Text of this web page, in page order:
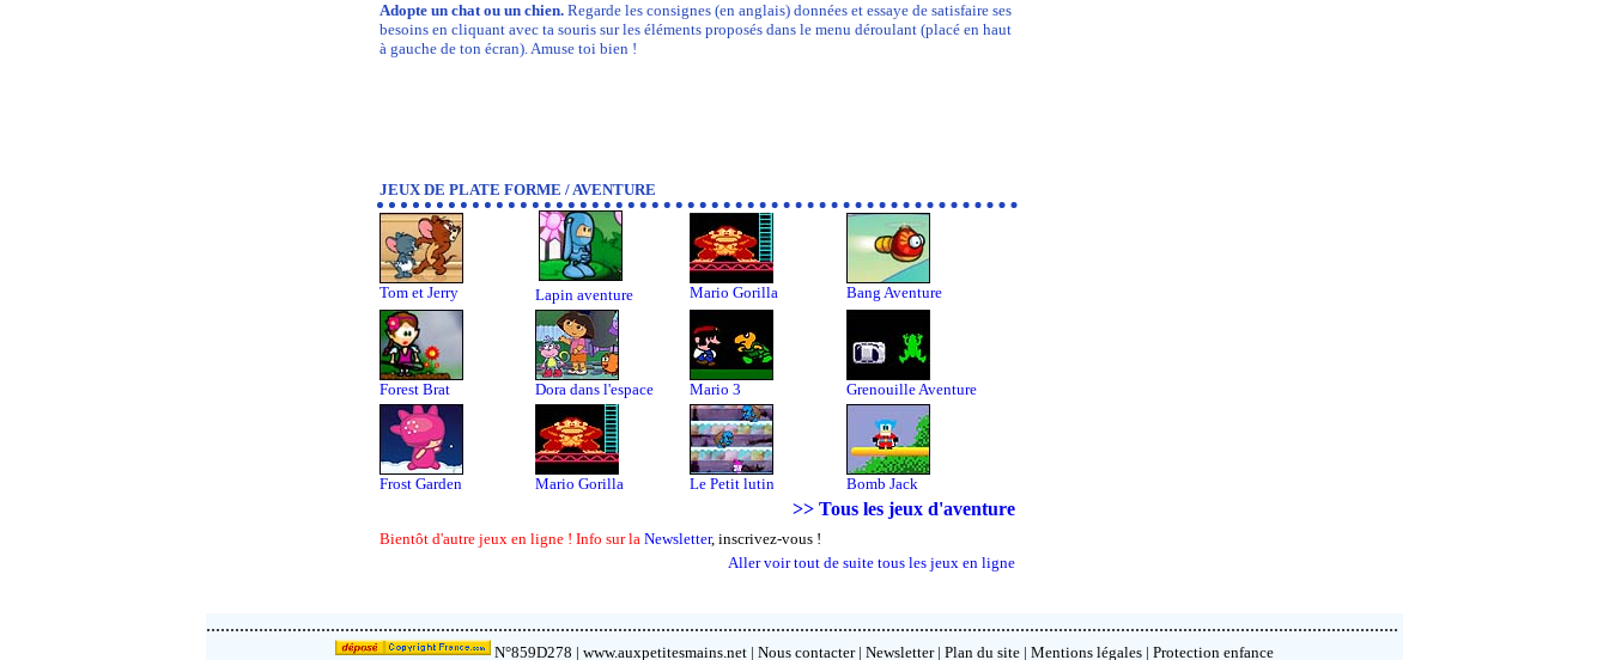
Adopte un chat ou un chien. Regarde les consignes (en anglais) données et essaye de satisfaire ses
besoins en cliquant avec ta souris sur les éléments proposés dans le menu déroulant (placé en haut
à gauche de ton écran). Amuse toi bien !
JEUX DE PLATE FORME / AVENTURE
Tom et Jerry Lapin aventure Mario Gorilla Bang Aventure
Forest Brat Dora dans l'espace Mario 3 Grenouille Aventure
Frost Garden Mario Gorilla Le Petit lutin Bomb Jack
>> Tous les jeux d'aventure
Bientôt d'autre jeux en ligne ! Info sur la Newsletter, inscrivez-vous !
Aller voir tout de suite tous les jeux en ligne
.........................................................................................................................................................................................................................................................
N°859D278 | www.auxpetitesmains.net | Nous contacter | Newsletter| Plan du site | Mentions légales | Protection enfance